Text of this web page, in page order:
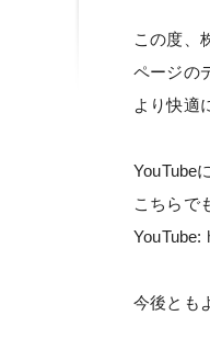
この度、
ページの
より快適
YouTube
こちらで
YouTube:
今後とも